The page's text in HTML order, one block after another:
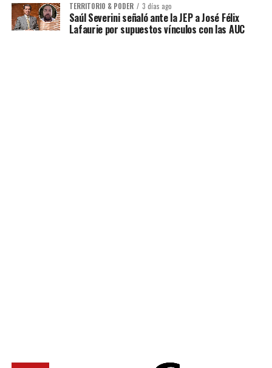
TERRITORIO & PODER 3 días ago
Saúl Severini señaló ante la JEP a José Félix
Lafaurie por supuestos vínculos con las AUC